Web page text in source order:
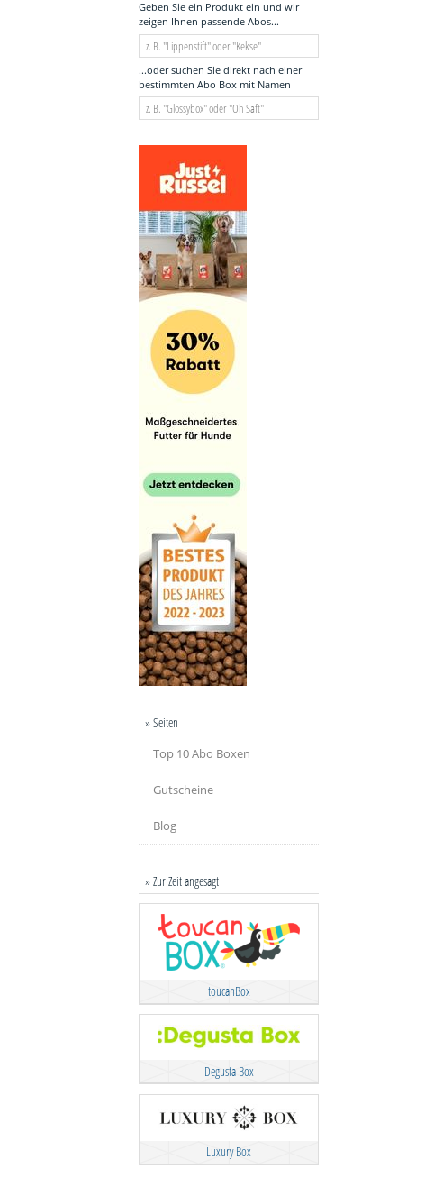
Geben Sie ein Produkt ein und wir
zeigen Ihnen passende Abos...
...oder suchen Sie direkt nach einer
bestimmten Abo Box mit Namen
» Seiten
Top 10 Abo Boxen
Gutscheine
Blog
» Zur Zeit angesagt
toucanBox
Degusta Box
Luxury Box